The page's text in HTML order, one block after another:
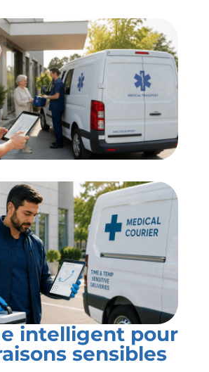
intelligent pour
sensibles